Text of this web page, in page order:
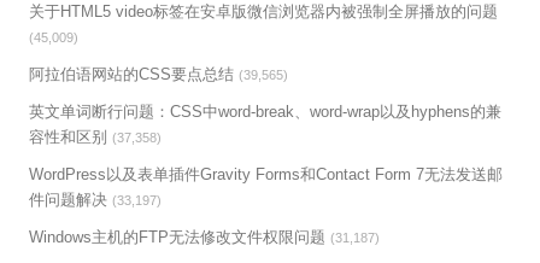
关于HTML5 video标签在安卓版微信浏览器内被强制全屏播放的问题
(45,009)
阿拉伯语网站的CSS要点总结 (39,565)
英文单词断行问题：CSS中word-break、word-wrap以及hyphens的兼
容性和区别
(37,358)
WordPress以及表单插件Gravity Forms和Contact Form 7无法发送邮
件问题解决 (33,197)
Windows主机的FTP无法修改文件权限问题 (31,187)